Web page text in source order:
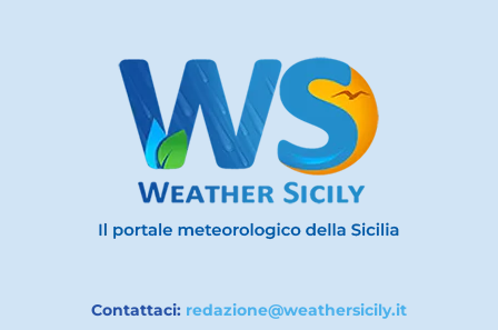
Contattaci: redazione@weathersicily.it